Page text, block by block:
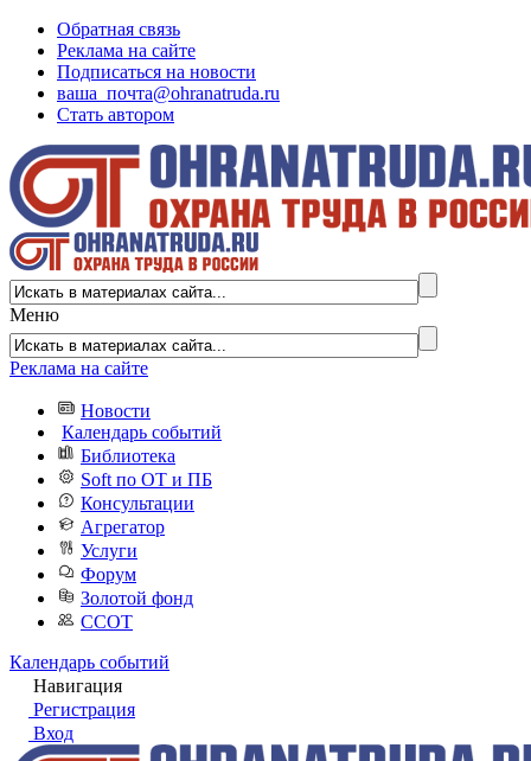
Обратная связь
Реклама на сайте
Подписаться на новости
ваша_почта@ohranatruda.ru
Стать автором
Меню
Реклама на сайте
Новости
Календарь событий
Библиотека
Soft по ОТ и ПБ
Консультации
Агрегатор
Услуги
Форум
Золотой фонд
ССОТ
Календарь событий
Навигация
Регистрация
Вход